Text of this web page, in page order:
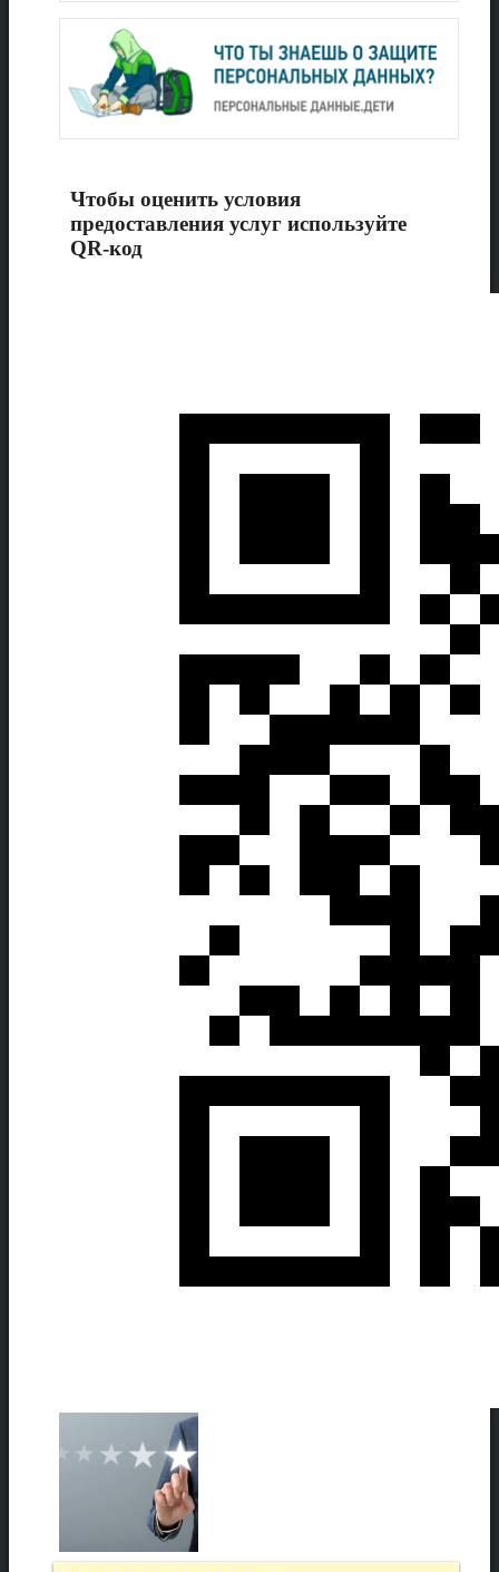
Чтобы оценить условия
предоставления услуг используйте
QR-код